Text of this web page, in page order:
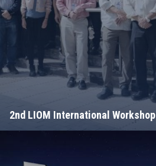
2nd LIOM International Workshop